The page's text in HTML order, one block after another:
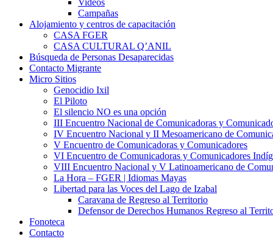
Videos
Campañas
Alojamiento y centros de capacitación
CASA FGER
CASA CULTURAL Q’ANIL
Búsqueda de Personas Desaparecidas
Contacto Migrante
Micro Sitios
Genocidio Ixil
El Piloto
El silencio NO es una opción
III Encuentro Nacional de Comunicadoras y
IV Encuentro Nacional y II Mesoamericano de
V Encuentro de Comunicadoras y Comunicadores
VI Encuentro de Comunicadoras y Comunicadores
VIII Encuentro Nacional y V Latinoamericano de
La Hora – FGER | Idiomas Mayas
Libertad para las Voces del Lago de Izabal
Caravana de Regreso al Territorio
Defensor de Derechos Humanos Regreso al
Fonoteca
Contacto